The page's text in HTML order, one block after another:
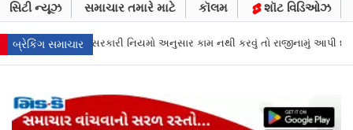
સિટી ન્યૂઝ સમાચાર તમારે માટે કૉલમ શૉટ વિડિઓઝ
બ્રેકિંગ સમાચાર
આપી દો" વીડિયો કૉલ પર પિતાના અંતિમ સંસ્કાર જોયા, 3 દીકરીઓએ પૈસા